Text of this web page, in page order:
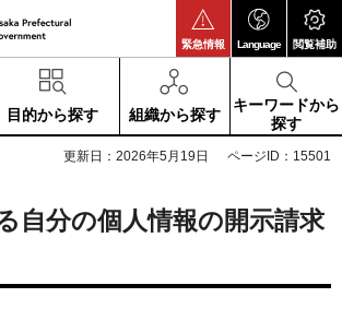
緊急情報 Language 閲覧補助
目的から探す 組織から探す
キーワードから
探す
更新日：2026年5月19日 ページID：15501
自分の個人情報の開示請求